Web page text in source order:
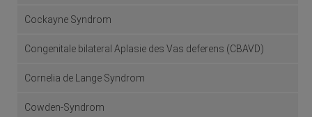
Cockayne Syndrom
Congenitale bilateral Aplasie des Vas deferens (CBAVD)
Cornelia de Lange Syndrom
Cowden-Syndrom